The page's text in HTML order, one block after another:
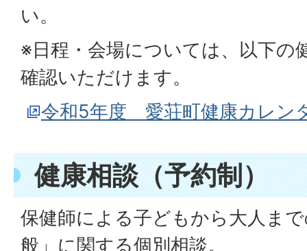
い。
※日程・会場については、以下の
確認いただけます。
令和5年度 愛荘町健康カレン
健康相談（予約制）
保健師による子どもから大人ま
般」に関する個別相談。